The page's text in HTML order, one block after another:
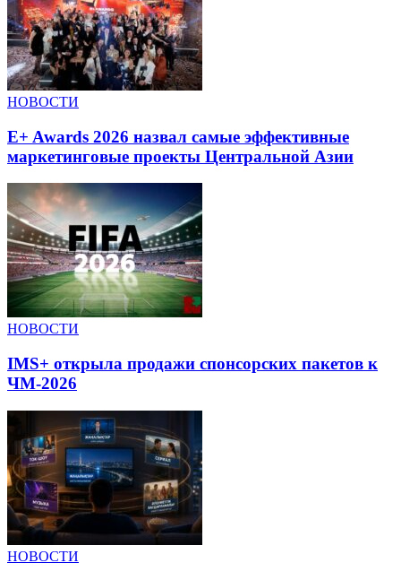
НОВОСТИ
E+ Awards 2026 назвал самые эффективные
маркетинговые проекты Центральной Азии
НОВОСТИ
IMS+ открыла продажи спонсорских пакетов к
ЧМ-2026
НОВОСТИ